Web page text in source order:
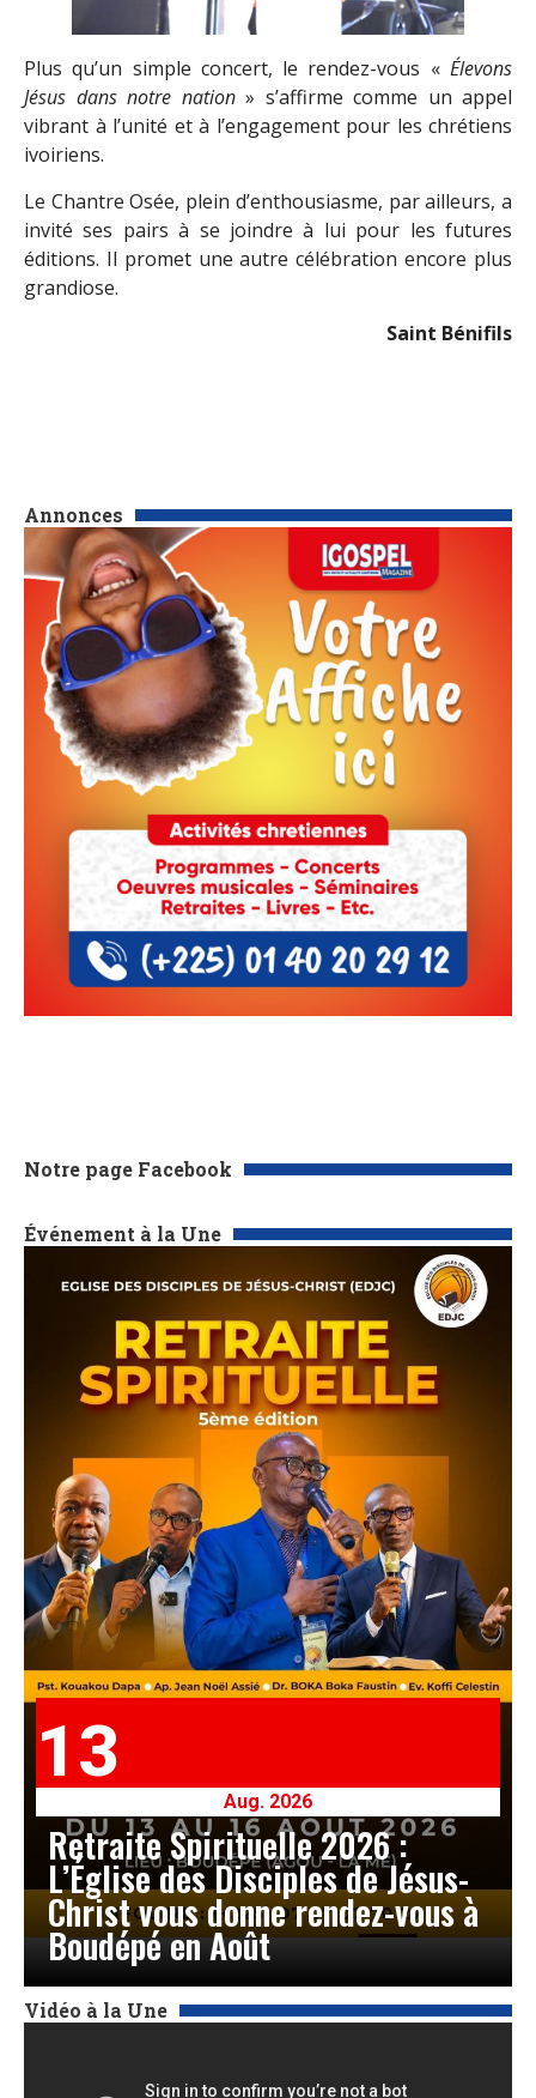
Annonces
Notre page Facebook
Événement à la Une
13
Aug. 2026
Retraite Spirituelle 2026 :
L’Église des Disciples de Jésus-
Christ vous donne rendez-vous à
Boudépé en Août
Vidéo à la Une
Plus qu’un simple concert, le rendez-vous « Élevons
Jésus dans notre nation» s’affirme comme un appel
vibrant à l’unité et à l’engagement pour les chrétiens
ivoiriens.
Le Chantre Osée, plein d’enthousiasme, par ailleurs, a
invité ses pairs à se joindre à lui pour les futures
éditions. Il promet une autre célébration encore plus
grandiose.
Saint Bénifils